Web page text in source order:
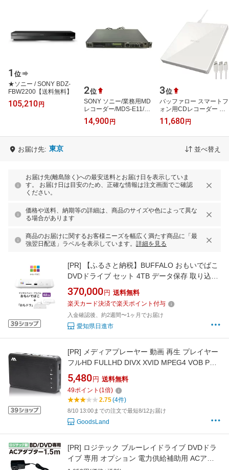
1 位
★ソニー / SONY BDZ-
FBW2200【送料無料】
105,210 円
2位
SONY ソニー/業務用MD
レコーダー/MDS-E11/AB
ランク/75【中古】
14,900 円
3位
バッファロー スマートフ
ォン用CDレコーダー ラ
クレコ ケーブルモデル
RR-C1-WH ホワイト
11,680 円
お届け先: 東京 並べ替え
お届け先(離島除く)への最安送料とお届け日を表示していま
す。 お届け日は目安のため、正確な情報は注文画面でご確認
ください。
価格や送料、納期等の詳細は、商品のサイズや色によって異な
る場合があります
商品のお届けに関するお客様ニーズを幅広く満たす商品に「最
強翌日配送」ラベルを表示しています。 詳細を見る
[PR]
【ふるさと納税】BUFFALO おもいでばこ
DVDドライブ セット 4TB データ保存 取り込み
家電
370,000 円 送料無料
楽天カード決済で楽天ポイント付与
入金確認後、約2週間〜1ヶ月でお届け
愛知県日進市
[PR] メディアプレーヤー 動画 再生 プレイヤー
フルHD FULLHD DIVX XVID MPEG4 VOB PC
不要 TV HDMI VGA
5,480 円 送料無料
49ポイント (1倍)
2.75(4件)
8/10 13:00までの注文で最短8/12お届け
GoodsLand
[PR] ロジテック ブルーレイドライブ DVDドラ
イブ 専用 オプション 電力供給補助用 ACアダ